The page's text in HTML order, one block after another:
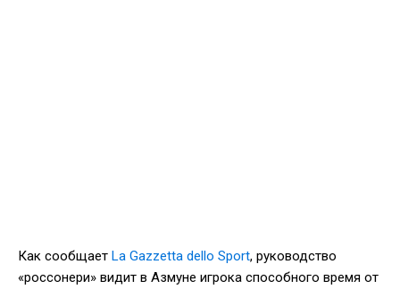
Как сообщает La Gazzetta dello Sport, руководство
«россонери» видит в Азмуне игрока способного время от